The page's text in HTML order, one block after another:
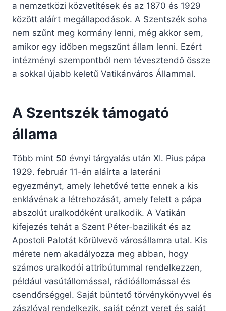
a nemzetközi közvetítések és az 1870 és 1929
között aláírt megállapodások. A Szentszék soha
nem szűnt meg kormány lenni, még akkor sem,
amikor egy időben megszűnt állam lenni. Ezért
intézményi szempontból nem tévesztendő össze
a sokkal újabb keletű Vatikánváros Állammal.
A Szentszék támogató
állama
Több mint 50 évnyi tárgyalás után XI. Pius pápa
1929. február 11-én aláírta a lateráni
egyezményt, amely lehetővé tette ennek a kis
enklávénak a létrehozását, amely felett a pápa
abszolút uralkodóként uralkodik. A Vatikán
kifejezés tehát a Szent Péter-bazilikát és az
Apostoli Palotát körülvevő városállamra utal. Kis
mérete nem akadályozza meg abban, hogy
számos uralkodói attribútummal rendelkezzen,
például vasútállomással, rádióállomással és
csendőrséggel. Saját büntető törvénykönyvvel és
zászlóval rendelkezik, saját pénzt veret és saját